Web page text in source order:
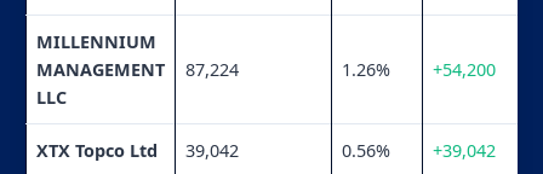
MILLENNIUM
MANAGEMENT
LLC
87,224 1.26% +54,200
XTX Topco Ltd 39,042 0.56% +39,042